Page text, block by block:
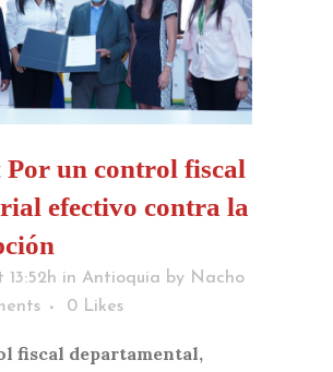
Por un control fiscal
efectivo contra la
13:52h in Antioquia by Nacho
0 Likes
fiscal departamental,